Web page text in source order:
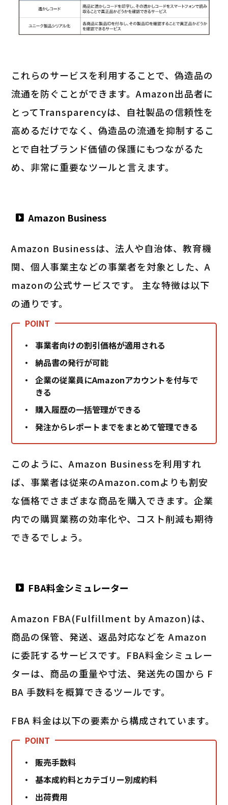
これらのサービスを利用することで、偽造品の
流通を防ぐことができます。Amazon出品者に
とってTransparencyは、自社製品の信頼性を
高めるだけでなく、偽造品の流通を抑制するこ
とで自社ブランド価値の保護にもつながるた
め、非常に重要なツールと言えます。
Amazon Business
Amazon Businessは、法人や自治体、教育機
関、個人事業主などの事業者を対象とした、A
mazonの公式サービスです。 主な特徴は以下
の通りです。
事業者向けの割引価格が適用される
納品書の発行が可能
企業の従業員にAmazonアカウントを付与で
きる
購入履歴の一括管理ができる
発注からレポートまでをまとめて管理できる
このように、Amazon Businessを利用すれ
ば、事業者は従来のAmazon.comよりも割安
な価格でさまざまな商品を購入できます。企業
内での購買業務の効率化や、コスト削減も期待
できるでしょう。
FBA料金シミュレーター
Amazon FBA(Fulfillment by Amazon)は、
商品の保管、発送、返品対応などを Amazon
に委託するサービスです。FBA料金シミュレー
ターは、商品の重量や寸法、発送先の国から F
BA 手数料を概算できるツールです。
FBA 料金は以下の要素から構成されています。
販売手数料
基本成約料とカテゴリー別成約料
出荷費用